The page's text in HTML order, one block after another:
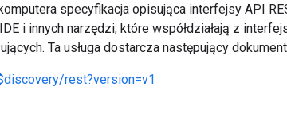
specyfikacja opisująca interfejsy API
i innych narzędzi, które współdziałają z
Ta usługa dostarcza następujący
rest?version=v1